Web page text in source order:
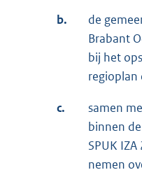
b.
de
Brabant
bij het
regioplan
c.
samen
binnen
SPUK
nemen